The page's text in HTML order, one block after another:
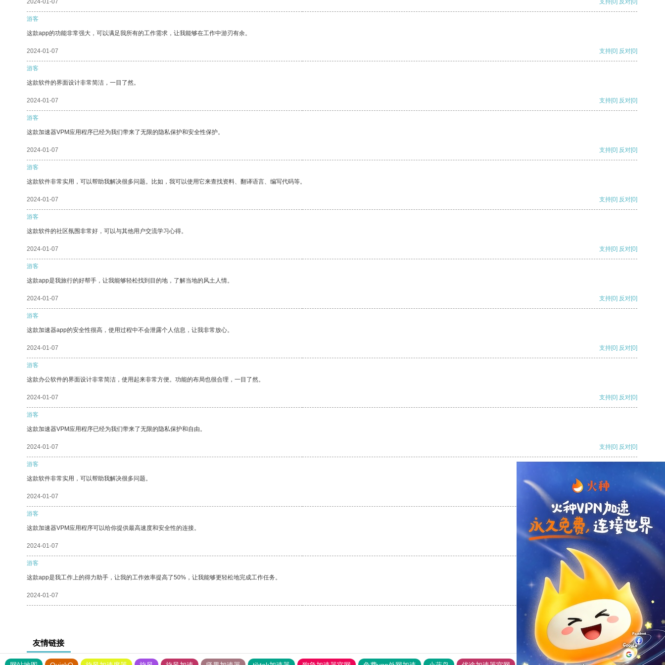
2024-01-07 支持 [0] 反对 [0]
游客
这款app的功能非常强大，可以满足我所有的工作需求，让我能够在工作中游刃有余。
2024-01-07 支持[0] 反对[0]
游客
这款软件的界面设计非常简洁，一目了然。
2024-01-07 支持[0] 反对[0]
游客
这款加速器VPM应用程序已经为我们带来了无限的隐私保护和安全性保护。
2024-01-07 支持[0] 反对[0]
游客
这款软件非常实用，可以帮助我解决很多问题。比如，我可以使用它来查找资料、翻译语言、编写代码等。
2024-01-07 支持[0] 反对[0]
游客
这款软件的社区氛围非常好，可以与其他用户交流学习心得。
2024-01-07 支持[0] 反对[0]
游客
这款app是我旅行的好帮手，让我能够轻松找到目的地，了解当地的风土人情。
2024-01-07 支持[0] 反对[0]
游客
这款加速器app的安全性很高，使用过程中不会泄露个人信息，让我非常放心。
2024-01-07 支持[0] 反对[0]
游客
这款办公软件的界面设计非常简洁，使用起来非常方便。功能的布局也很合理，一目了然。
2024-01-07 支持[0] 反对[0]
游客
这款加速器VPM应用程序已经为我们带来了无限的隐私保护和自由。
2024-01-07 支持[0] 反对[0]
游客
这款软件非常实用，可以帮助我解决很多问题。
2024-01-07
游客
这款加速器VPM应用程序可以给你提供最高速度和安全性的连接。
2024-01-07 反对
游客
这款app是我工作上的得力助手，让我的工作效率提高了50%，让我能够更轻松地完成工作任务。
2024-01-07 反对[0]
友情链接